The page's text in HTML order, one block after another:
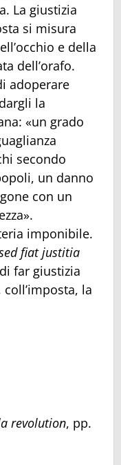
La giustizia
si misura
e della
dell’orafo.
adoperare
la
«un grado
secondo
un danno
con un
imponibile.
fiat justitia
far giustizia
la
revolution, pp.